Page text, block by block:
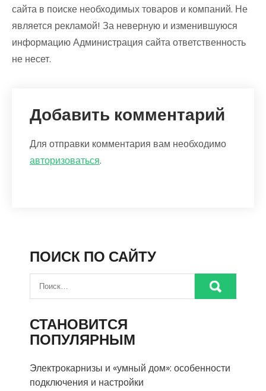
сайта в поиске необходимых товаров и компаний. Не
является рекламой! За неверную и изменившуюся
информацию Администрация сайта ответственность
не несет.
Добавить комментарий
Для отправки комментария вам необходимо
авторизоваться.
ПОИСК ПО САЙТУ
СТАНОВИТСЯ
ПОПУЛЯРНЫМ
Электрокарнизы и «умный дом»: особенности
подключения и настройки